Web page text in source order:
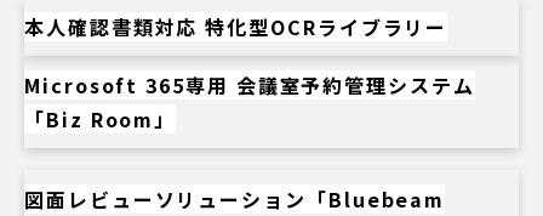
本人確認書類対応 特化型OCRライブラリー
Microsoft 365専用 会議室予約管理システム
「Biz Room」
図面レビューソリューション「Bluebeam